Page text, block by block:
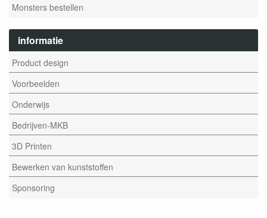
Monsters bestellen
informatie
Product design
Voorbeelden
Onderwijs
Bedrijven-MKB
3D Printen
Bewerken van kunststoffen
Sponsoring